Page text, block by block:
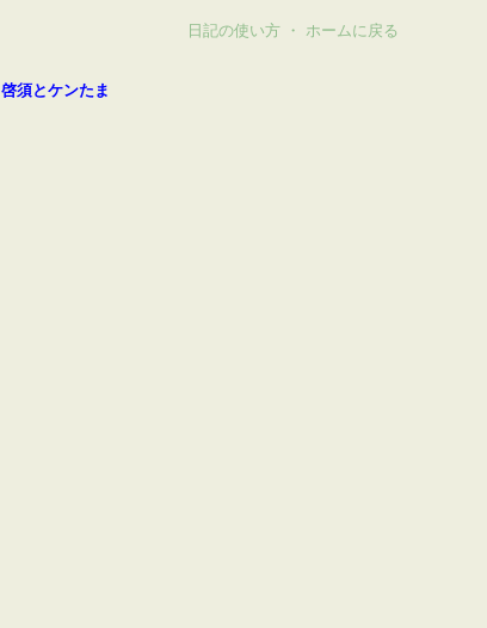
日記の使い方 ・ ホームに戻る
啓須とケンたま